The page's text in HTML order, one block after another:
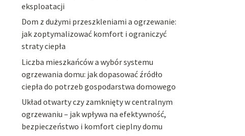
eksploatacji
Dom z dużymi przeszkleniami a ogrzewanie:
jak zoptymalizować komfort i ograniczyć
straty ciepła
Liczba mieszkańców a wybór systemu
ogrzewania domu: jak dopasować źródło
ciepła do potrzeb gospodarstwa domowego
Układ otwarty czy zamknięty w centralnym
ogrzewaniu – jak wpływa na efektywność,
bezpieczeństwo i komfort cieplny domu